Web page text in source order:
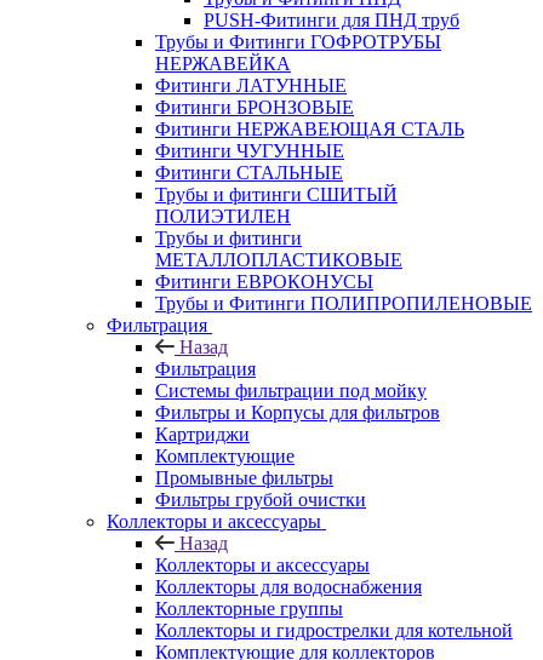
PUSH-Фитинги для ПНД труб
Трубы и Фитинги ГОФРОТРУБЫ
НЕРЖАВЕЙКА
Фитинги ЛАТУННЫЕ
Фитинги БРОНЗОВЫЕ
Фитинги НЕРЖАВЕЮЩАЯ СТАЛЬ
Фитинги ЧУГУННЫЕ
Фитинги СТАЛЬНЫЕ
Трубы и фитинги СШИТЫЙ
ПОЛИЭТИЛЕН
Трубы и фитинги
МЕТАЛЛОПЛАСТИКОВЫЕ
Фитинги ЕВРОКОНУСЫ
Трубы и Фитинги ПОЛИПРОПИЛЕНОВЫЕ
Фильтрация
Назад
Фильтрация
Системы фильтрации под мойку
Фильтры и Корпусы для фильтров
Картриджи
Комплектующие
Промывные фильтры
Фильтры грубой очистки
Коллекторы и аксессуары
Назад
Коллекторы и аксессуары
Коллекторы для водоснабжения
Коллекторные группы
Коллекторы и гидрострелки для котельной
Комплектующие для коллекторов